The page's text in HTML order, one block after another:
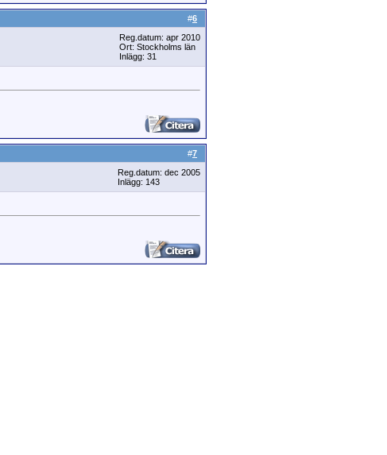
#6
Reg.datum: apr 2010
Ort: Stockholms län
Inlägg: 31
#7
Reg.datum: dec 2005
Inlägg: 143